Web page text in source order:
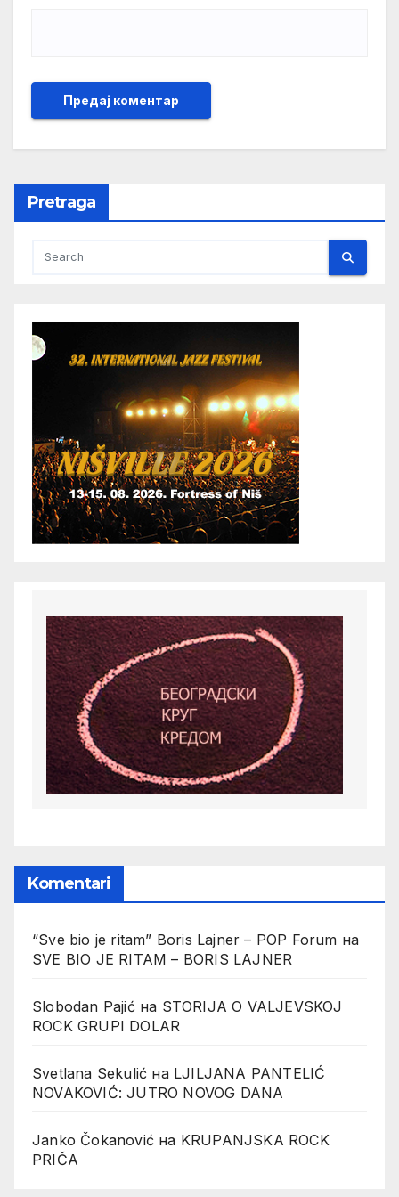
Pretraga
Komentari
“Sve bio je ritam” Boris Lajner – POP Forum на
SVE BIO JE RITAM – BORIS LAJNER
Slobodan Pajićна STORIJA O VALJEVSKOJ
ROCK GRUPI DOLAR
Svetlana Sekulić на LJILJANA PANTELIĆ
NOVAKOVIĆ: JUTRO NOVOG DANA
Janko Čokanović на KRUPANJSKA ROCK
PRIČA